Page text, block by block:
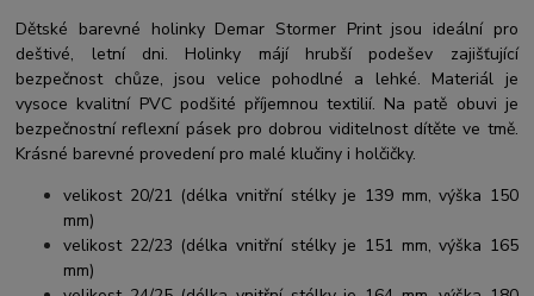
Dětské barevné holinky Demar Stormer Print jsou ideální pro
deštivé, letní dni. Holinky májí hrubší podešev zajišťující
bezpečnost chůze, jsou velice pohodlné a lehké. Materiál je
vysoce kvalitní PVC podšité příjemnou textilií. Na patě obuvi je
bezpečnostní reflexní pásek pro dobrou viditelnost dítěte ve tmě.
Krásné barevné provedení pro malé klučiny i holčičky.
velikost 20/21 (délka vnitřní stélky je 139 mm, výška 150
mm)
velikost 22/23 (délka vnitřní stélky je 151 mm, výška 165
mm)